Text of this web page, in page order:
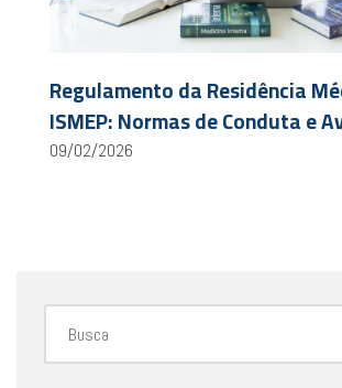
Regulamento da Residência
ISMEP: Normas de Conduta e
09/02/2026